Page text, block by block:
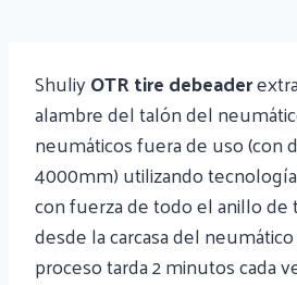
ShuliyOTR tire debeader
alambre del talón del
neumáticos fuera de uso (con
4000mm) utilizando
con fuerza de todo el anillo de
desde la carcasa del
proceso tarda 2 minutos cada